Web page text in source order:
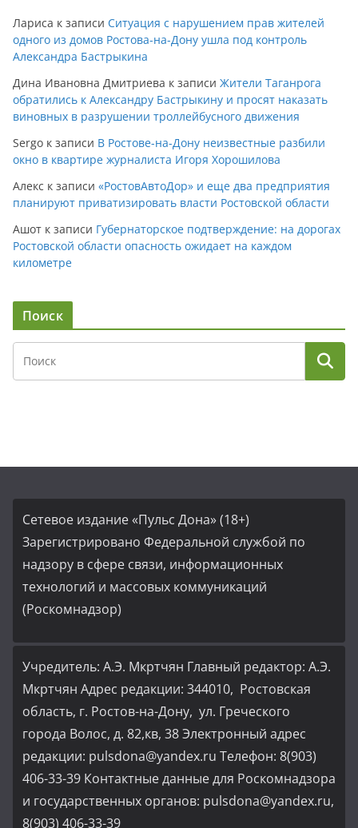
Лариса к записи Ситуация с нарушением прав жителей
одного из домов Ростова-на-Дону ушла под контроль
Александра Бастрыкина
Дина Ивановна Дмитриева к записи Жители Таганрога
обратились к Александру Бастрыкину и просят наказать
виновных в разрушении троллейбусного движения
Sergo к записи В Ростове-на-Дону неизвестные разбили
окно в квартире журналиста Игоря Хорошилова
Алекс к записи «РостовАвтоДор» и еще два предприятия
планируют приватизировать власти Ростовской области
Ашот к записи Губернаторское подтверждение: на дорогах
Ростовской области опасность ожидает на каждом
километре
Поиск
Сетевое издание «Пульс Дона» (18+)
Зарегистрировано Федеральной службой по
надзору в сфере связи, информационных
технологий и массовых коммуникаций
(Роскомнадзор)
Учредитель: А.Э. Мкртчян Главный редактор: А.Э.
Мкртчян Адрес редакции: 344010, Ростовская
область, г. Ростов-на-Дону, ул. Греческого
города Волос, д. 82,кв, 38 Электронный адрес
редакции: pulsdona@yandex.ru Телефон: 8(903)
406-33-39 Контактные данные для Роскомнадзора
и государственных органов: pulsdona@yandex.ru,
8(903) 406-33-39